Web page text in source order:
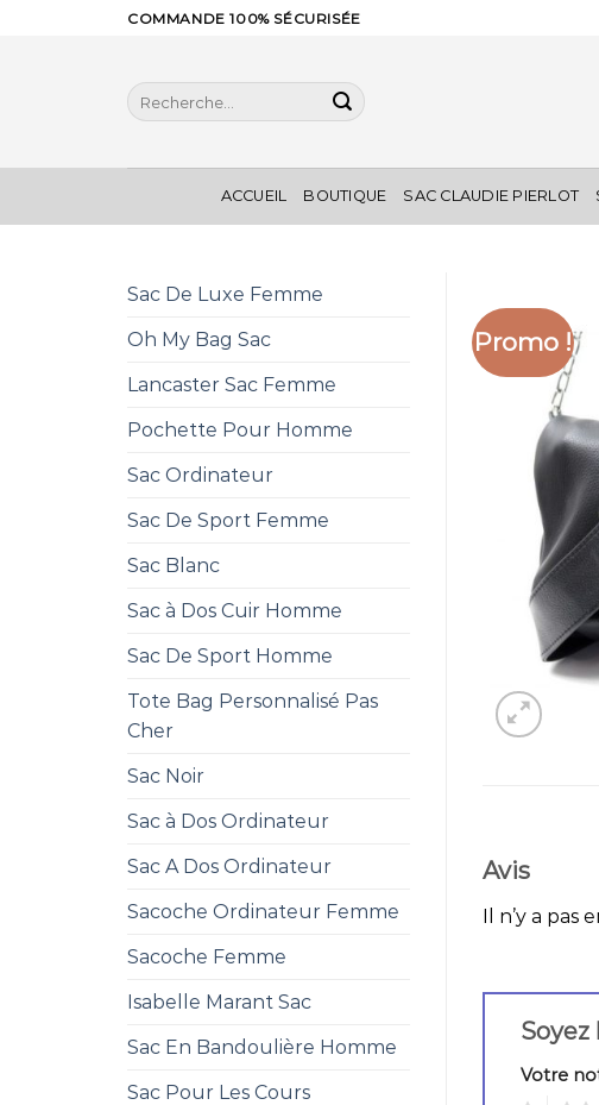
COMMANDE 100% SÉCURISÉE
Recherche
pour :
ACCUEIL BOUTIQUE SAC CLAUDIE PIERLOT
Sac De Luxe Femme
Oh My Bag Sac
Lancaster Sac Femme
Pochette Pour Homme
Sac Ordinateur
Sac De Sport Femme
Sac Blanc
Sac à Dos Cuir Homme
Sac De Sport Homme
Tote Bag Personnalisé Pas
Cher
Sac Noir
Sac à Dos Ordinateur
Sac A Dos Ordinateur
Sacoche Ordinateur Femme
Sacoche Femme
Isabelle Marant Sac
Sac En Bandoulière Homme
Sac Pour Les Cours
Promo !
Avis
Il n’y a pas
Soyez
Votre